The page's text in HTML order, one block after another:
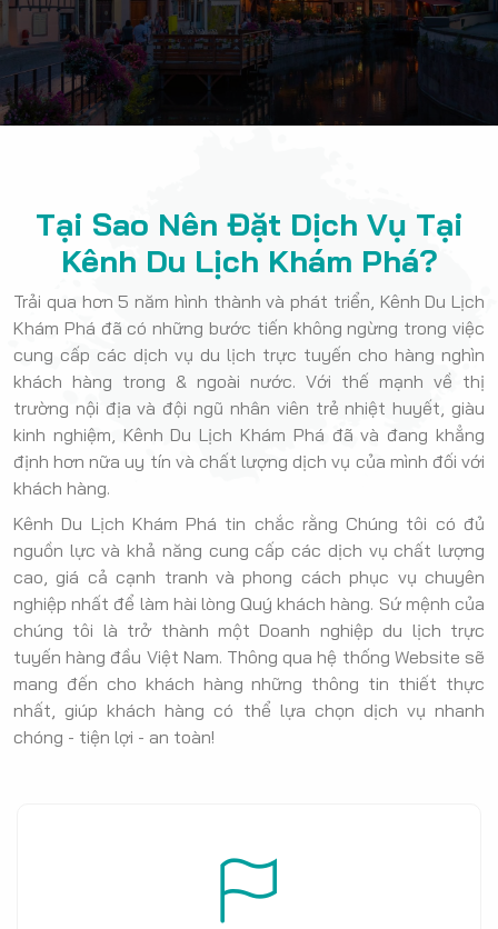
Tại Sao Nên Đặt Dịch Vụ Tại
Kênh Du Lịch Khám Phá?
Trải qua hơn 5 năm hình thành và phát triển, Kênh Du Lịch
Khám Phá đã có những bước tiến không ngừng trong việc
cung cấp các dịch vụ du lịch trực tuyến cho hàng nghìn
khách hàng trong & ngoài nước. Với thế mạnh về thị
trường nội địa và đội ngũ nhân viên trẻ nhiệt huyết, giàu
kinh nghiệm, Kênh Du Lịch Khám Phá đã và đang khẳng
định hơn nữa uy tín và chất lượng dịch vụ của mình đối với
khách hàng.
Kênh Du Lịch Khám Phá tin chắc rằng Chúng tôi có đủ
nguồn lực và khả năng cung cấp các dịch vụ chất lượng
cao, giá cả cạnh tranh và phong cách phục vụ chuyên
nghiệp nhất để làm hài lòng Quý khách hàng. Sứ mệnh của
chúng tôi là trở thành một Doanh nghiệp du lịch trực
tuyến hàng đầu Việt Nam. Thông qua hệ thống Website sẽ
mang đến cho khách hàng những thông tin thiết thực
nhất, giúp khách hàng có thể lựa chọn dịch vụ nhanh
chóng - tiện lợi - an toàn!